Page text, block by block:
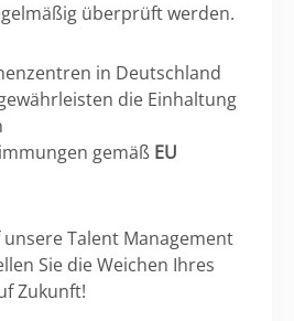
überprüft werden.
in Deutschland
die Einhaltung
gemäß EU
Talent Management
Sie die Weichen Ihres
Zukunft!